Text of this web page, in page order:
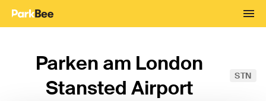
Parken am London
Stansted Airport
STN